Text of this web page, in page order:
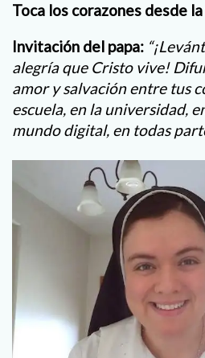
Toca los corazones desde
Invitación del papa:
alegría que Cristo vive!
amor y salvación entre tus
escuela, en la universidad,
mundo digital, en todas